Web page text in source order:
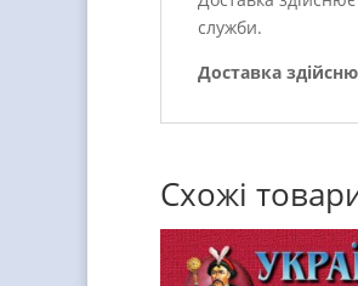
служби.
Доставка
Схожі